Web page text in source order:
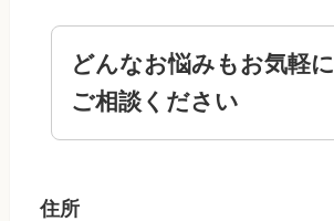
どんなお悩みもお気軽に
ご相談ください
住所